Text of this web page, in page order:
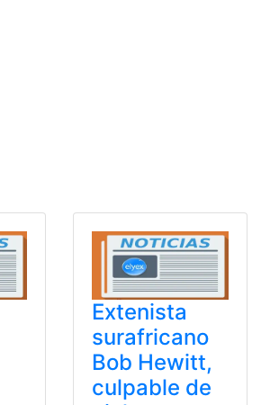
Extenista
surafricano
Bob Hewitt,
culpable de